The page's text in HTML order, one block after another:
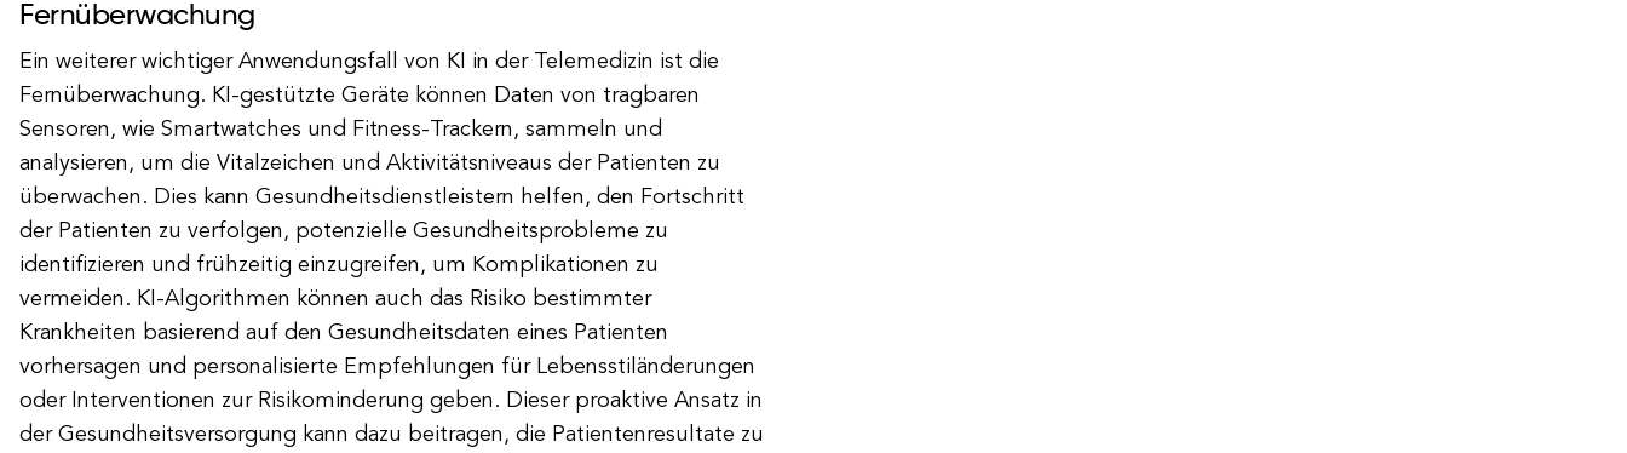
Fernüberwachung
Ein weiterer wichtiger Anwendungsfall von KI in der Telemedizin ist die
Fernüberwachung. KI-gestützte Geräte können Daten von tragbaren
Sensoren, wie Smartwatches und Fitness-Trackern, sammeln und
analysieren, um die Vitalzeichen und Aktivitätsniveaus der Patienten zu
überwachen. Dies kann Gesundheitsdienstleistern helfen, den Fortschritt
der Patienten zu verfolgen, potenzielle Gesundheitsprobleme zu
identifizieren und frühzeitig einzugreifen, um Komplikationen zu
vermeiden. KI-Algorithmen können auch das Risiko bestimmter
Krankheiten basierend auf den Gesundheitsdaten eines Patienten
vorhersagen und personalisierte Empfehlungen für Lebensstiländerungen
oder Interventionen zur Risikominderung geben. Dieser proaktive Ansatz in
der Gesundheitsversorgung kann dazu beitragen, die Patientenresultate zu